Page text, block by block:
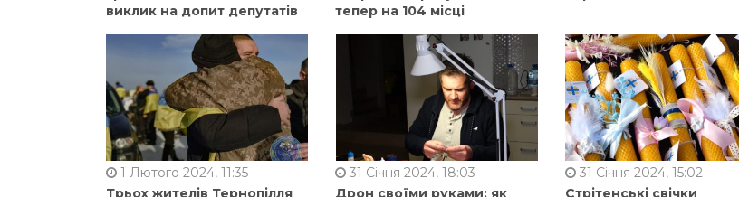
виклик на допит депутатів
тепер на 104 місці
1 Лютого 2024, 11:35
Трьох жителів Тернопілля
31 Січня 2024, 18:03
Дрон своїми руками: як
31 Січня 2024, 15:02
Стрітенські свічки